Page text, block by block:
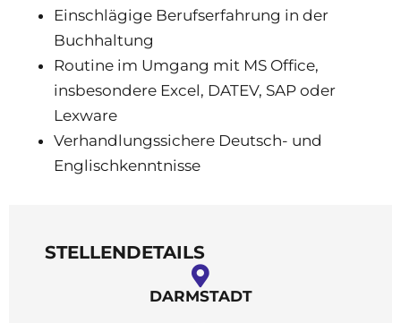
Einschlägige Berufserfahrung in der
Buchhaltung
Routine im Umgang mit MS Office,
insbesondere Excel, DATEV, SAP oder
Lexware
Verhandlungssichere Deutsch- und
Englischkenntnisse
STELLENDETAILS
DARMSTADT